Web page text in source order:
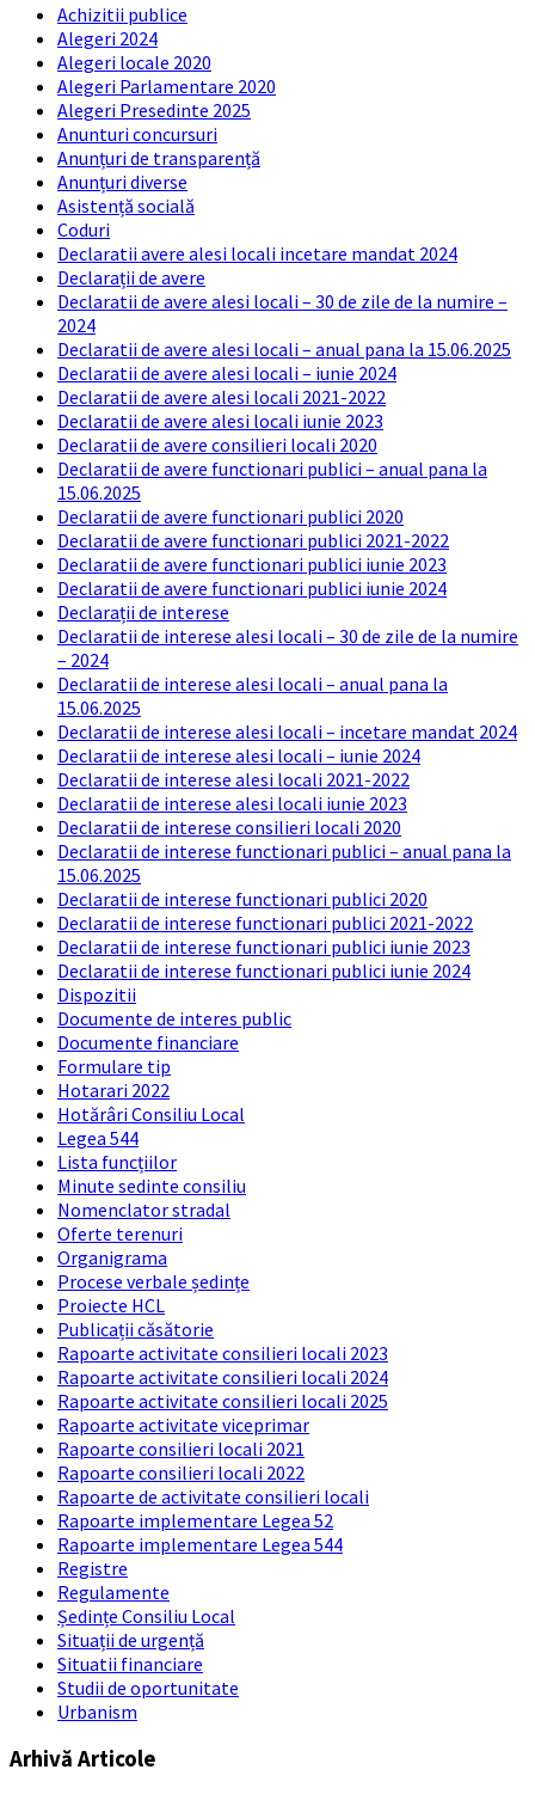
Achizitii publice
Alegeri 2024
Alegeri locale 2020
Alegeri Parlamentare 2020
Alegeri Presedinte 2025
Anunturi concursuri
Anunțuri de transparență
Anunțuri diverse
Asistență socială
Coduri
Declaratii avere alesi locali incetare mandat 2024
Declarații de avere
Declaratii de avere alesi locali – 30 de zile de la numire –
2024
Declaratii de avere alesi locali – anual pana la 15.06.2025
Declaratii de avere alesi locali – iunie 2024
Declaratii de avere alesi locali 2021-2022
Declaratii de avere alesi locali iunie 2023
Declaratii de avere consilieri locali 2020
Declaratii de avere functionari publici – anual pana la
15.06.2025
Declaratii de avere functionari publici 2020
Declaratii de avere functionari publici 2021-2022
Declaratii de avere functionari publici iunie 2023
Declaratii de avere functionari publici iunie 2024
Declarații de interese
Declaratii de interese alesi locali – 30 de zile de la numire
– 2024
Declaratii de interese alesi locali – anual pana la
15.06.2025
Declaratii de interese alesi locali – incetare mandat 2024
Declaratii de interese alesi locali – iunie 2024
Declaratii de interese alesi locali 2021-2022
Declaratii de interese alesi locali iunie 2023
Declaratii de interese consilieri locali 2020
Declaratii de interese functionari publici – anual pana la
15.06.2025
Declaratii de interese functionari publici 2020
Declaratii de interese functionari publici 2021-2022
Declaratii de interese functionari publici iunie 2023
Declaratii de interese functionari publici iunie 2024
Dispozitii
Documente de interes public
Documente financiare
Formulare tip
Hotarari 2022
Hotărâri Consiliu Local
Legea 544
Lista funcțiilor
Minute sedinte consiliu
Nomenclator stradal
Oferte terenuri
Organigrama
Procese verbale ședințe
Proiecte HCL
Publicații căsătorie
Rapoarte activitate consilieri locali 2023
Rapoarte activitate consilieri locali 2024
Rapoarte activitate consilieri locali 2025
Rapoarte activitate viceprimar
Rapoarte consilieri locali 2021
Rapoarte consilieri locali 2022
Rapoarte de activitate consilieri locali
Rapoarte implementare Legea 52
Rapoarte implementare Legea 544
Registre
Regulamente
Ședințe Consiliu Local
Situații de urgență
Situatii financiare
Studii de oportunitate
Urbanism
Arhivă Articole